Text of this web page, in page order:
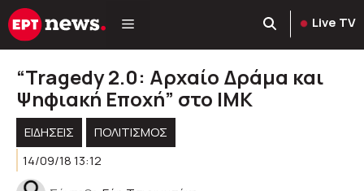
Μετάβαση
σε
Live TV
“Tragedy 2.0: Αρχαίο Δράμα και
Ψηφιακή Εποχή” στο ΙΜΚ
ΕΙΔΗΣΕΙΣ
ΠΟΛΙΤΙΣΜΟΣ
14/09/18 13:12